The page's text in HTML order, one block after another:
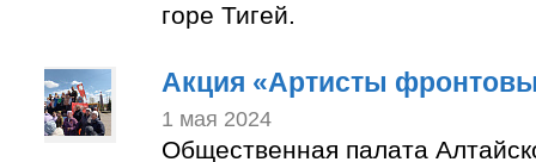
горе Тигей.
Акция «Артисты
1 мая 2024
Общественная палата